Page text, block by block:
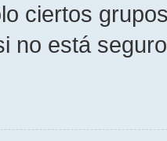
ciertos
no está